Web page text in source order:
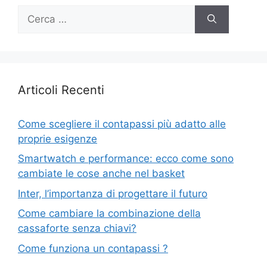
per:
Articoli Recenti
Come scegliere il contapassi più adatto alle
proprie esigenze
Smartwatch e performance: ecco come sono
cambiate le cose anche nel basket
Inter, l’importanza di progettare il futuro
Come cambiare la combinazione della
cassaforte senza chiavi?
Come funziona un contapassi ?